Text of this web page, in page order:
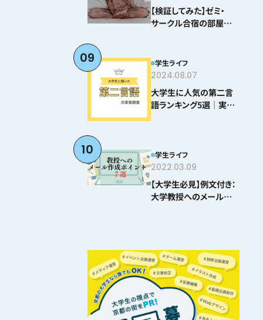
【検証してみた】ゼミ・
サークル合宿の部屋着、
09 学生ライフ
2024.08.07
大学生に人気の第二言
語ランキング5選｜実際
10 学生ライフ
2022.03.09
【大学生必見】例文付き：
大学教授へのメールの